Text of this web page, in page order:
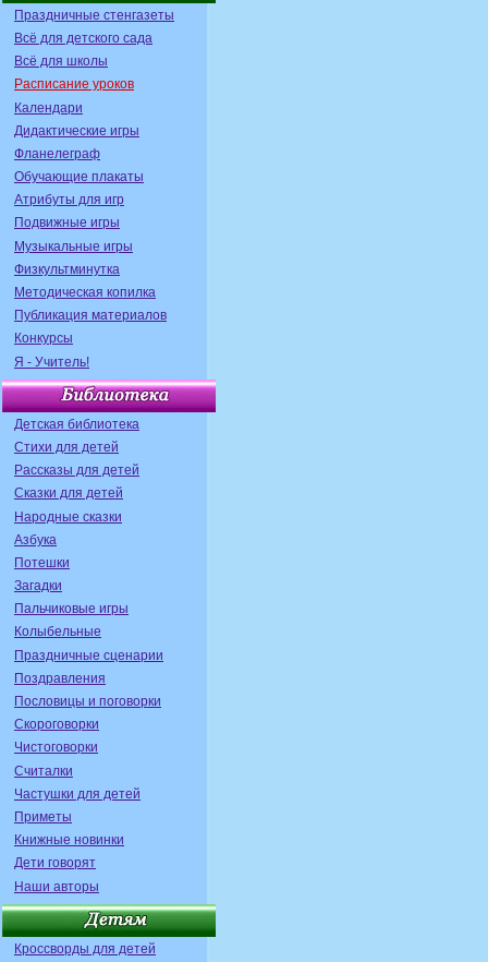
Праздничные стенгазеты
Всё для детского сада
Всё для школы
Расписание уроков
Календари
Дидактические игры
Фланелеграф
Обучающие плакаты
Атрибуты для игр
Подвижные игры
Музыкальные игры
Физкультминутка
Методическая копилка
Публикация материалов
Конкурсы
Я - Учитель!
Детская библиотека
Стихи для детей
Рассказы для детей
Сказки для детей
Народные сказки
Азбука
Потешки
Загадки
Пальчиковые игры
Колыбельные
Праздничные сценарии
Поздравления
Пословицы и поговорки
Скороговорки
Чистоговорки
Считалки
Частушки для детей
Приметы
Книжные новинки
Дети говорят
Наши авторы
Кроссворды для детей